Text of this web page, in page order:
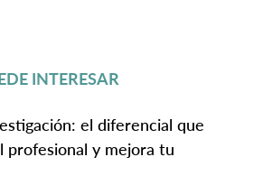
INTERESAR
el diferencial que
y mejora tu